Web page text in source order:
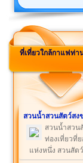
ที่เที่ยวใกล้กาแฟท่า
สวนน้ำสวนสัตว์สง
สวนน้ำสวน
ท่องเที่ยวที่
แห่งหนึ่ง สวนสัต